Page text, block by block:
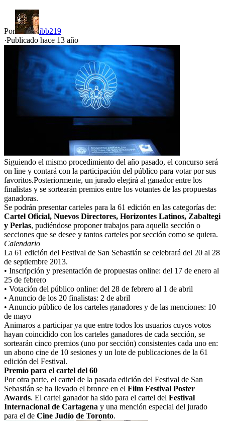
Por
ibb219
·Publicado hace 13 año
Siguiendo el mismo procedimiento del año pasado, el concurso será
on line y contará con la participación del público para votar por sus
favoritos.Posteriormente, un jurado elegirá al ganador entre los
finalistas y se sortearán premios entre los votantes de las propuestas
ganadoras.
Se podrán presentar carteles para la 61 edición en las categorías de:
Cartel Oficial, Nuevos Directores, Horizontes Latinos, Zabaltegi
y Perlas, pudiéndose proponer trabajos para aquella sección o
secciones que se desee y tantos carteles por sección como se quiera.
Calendario
La 61 edición del Festival de San Sebastián se celebrará del 20 al 28
de septiembre 2013.
• Inscripción y presentación de propuestas online: del 17 de enero al
25 de febrero
• Votación del público online: del 28 de febrero al 1 de abril
• Anuncio de los 20 finalistas: 2 de abril
• Anuncio público de los carteles ganadores y de las menciones: 10
de mayo
Animaros a participar ya que entre todos los usuarios cuyos votos
hayan coincidido con los carteles ganadores de cada sección, se
sortearán cinco premios (uno por sección) consistentes cada uno en:
un abono cine de 10 sesiones y un lote de publicaciones de la 61
edición del Festival.
Premio para el cartel del 60
Por otra parte, el cartel de la pasada edición del Festival de San
Sebastián se ha llevado el bronce en el Film Festival Poster
Awards. El cartel ganador ha sido para el cartel del Festival
Internacional de Cartagena y una mención especial del jurado
para el de Cine Judío de Toronto.